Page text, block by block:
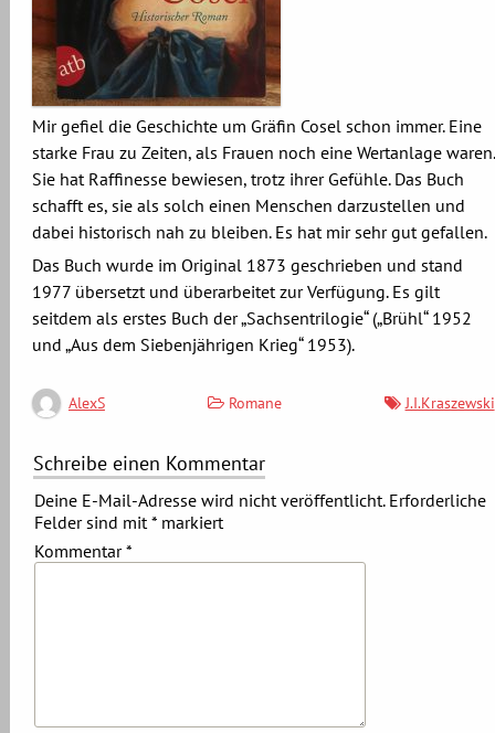
Mir gefiel die Geschichte um Gräfin Cosel schon immer. Eine
starke Frau zu Zeiten, als Frauen noch eine Wertanlage waren.
Sie hat Raffinesse bewiesen, trotz ihrer Gefühle. Das Buch
schafft es, sie als solch einen Menschen darzustellen und
dabei historisch nah zu bleiben. Es hat mir sehr gut gefallen.
Das Buch wurde im Original 1873 geschrieben und stand
1977 übersetzt und überarbeitet zur Verfügung. Es gilt
seitdem als erstes Buch der „Sachsentrilogie“ („Brühl“ 1952
und „Aus dem Siebenjährigen Krieg“ 1953).
AlexS Romane J.I.Kraszewski
Schreibe einen Kommentar
Deine E-Mail-Adresse wird nicht veröffentlicht. Erforderliche
Felder sind mit*markiert
Kommentar*